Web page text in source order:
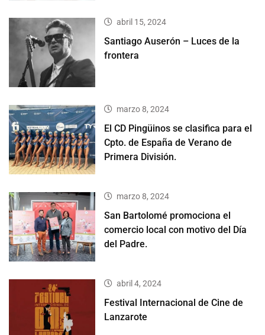
abril 15, 2024
Santiago Auserón – Luces de la
frontera
marzo 8, 2024
El CD Pingüinos se clasifica para el
Cpto. de España de Verano de
Primera División.
marzo 8, 2024
San Bartolomé promociona el
comercio local con motivo del Día
del Padre.
abril 4, 2024
Festival Internacional de Cine de
Lanzarote